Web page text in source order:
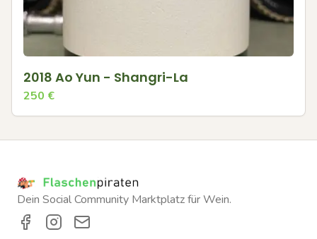
2018 Ao Yun - Shangri-La
250 €
Dein Social Community Marktplatz für Wein.